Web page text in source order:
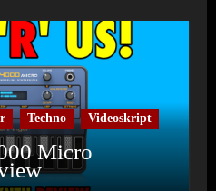
Techno Videoskript
Micro